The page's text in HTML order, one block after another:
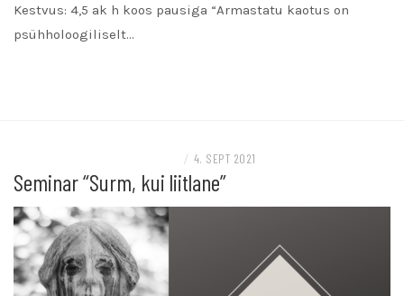
Kestvus: 4,5 ak h koos pausiga “Armastatu kaotus on
psühholoogiliselt…
/ 4. SEPT 2021
Seminar “Surm, kui liitlane”